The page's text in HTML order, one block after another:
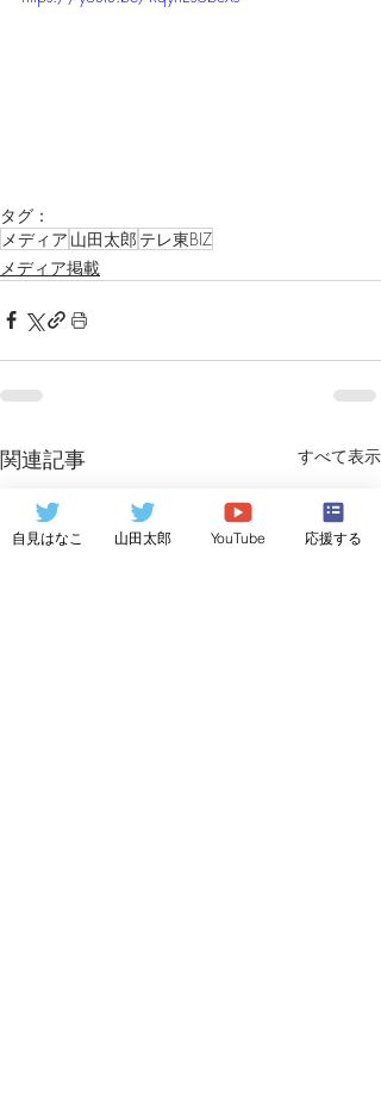
タグ：
メディア 山田太郎 テレ東BIZ
メディア掲載
関連記事 すべて表示
自見はなこ 山田太郎 YouTube 応援する